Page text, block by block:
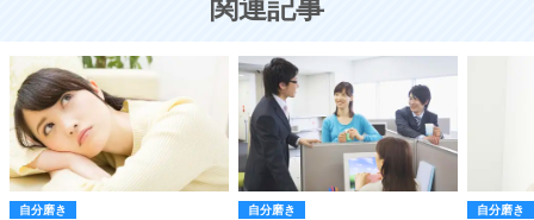
関連記事
自分磨き 自分磨き 自分磨き